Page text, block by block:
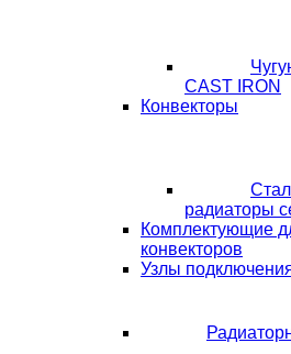
CAST IRON
Конвекторы
радиаторы
Комплектующие
конвекторов
Узлы